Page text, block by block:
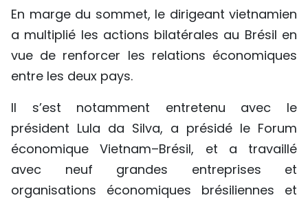
En marge du sommet, le dirigeant vietnamien
a multiplié les actions bilatérales au Brésil en
vue de renforcer les relations économiques
entre les deux pays.
Il s’est notamment entretenu avec le
président Lula da Silva, a présidé le Forum
économique Vietnam–Brésil, et a travaillé
avec neuf grandes entreprises et
organisations économiques brésiliennes et